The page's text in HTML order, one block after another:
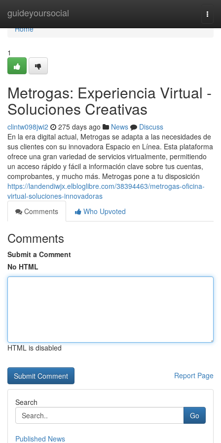
guideyoursocial
Home
Home
1
Metrogas: Experiencia Virtual -
Soluciones Creativas
clintw098jwi2 275 days ago News
Discuss
En la era digital actual, Metrogas se adapta a las necesidades de
sus clientes con su innovadora Espacio en Línea. Esta plataforma
ofrece una gran variedad de servicios virtualmente, permitiendo
un acceso rápido y fácil a información clave sobre tus cuentas,
comprobantes, y mucho más. Metrogas pone a tu disposición
https://landendiwjx.elbloglibre.com/38394463/metrogas-oficina-
virtual-soluciones-innovadoras
Comments
Who Upvoted
Comments
Submit a Comment
No HTML
HTML is disabled
Report Page
Search
Go
Published News